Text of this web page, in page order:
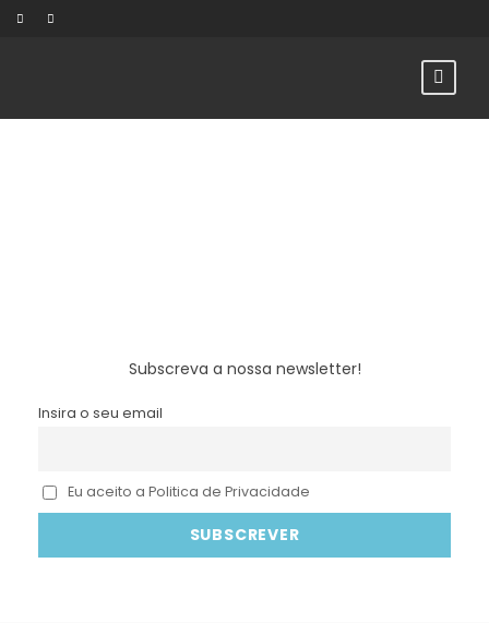
Subscreva a nossa newsletter!
Insira o seu email
Eu aceito a Politica de Privacidade